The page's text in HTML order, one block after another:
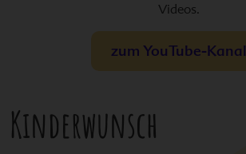
Videos.
zum YouTube-Kanal
Kinderwunsch